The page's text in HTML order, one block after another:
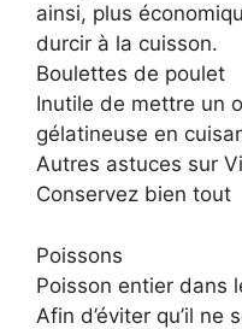
ainsi, plus
durcir à la cuisson.
Boulettes de poulet
Inutile de mettre un
gélatineuse en
Autres astuces sur
Conservez bien tout
Poissons
Poisson entier dans
Afin d’éviter qu’il ne